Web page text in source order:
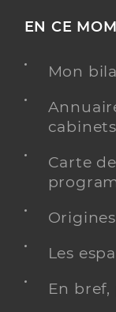
EN CE
Mon
cabinets
Carte
Les
En